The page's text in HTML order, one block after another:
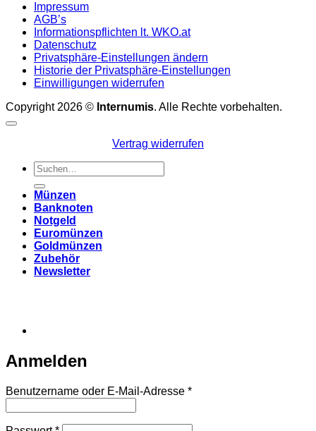
Impressum
AGB’s
Informationspflichten lt. WKO.at
Datenschutz
Privatsphäre-Einstellungen ändern
Historie der Privatsphäre-Einstellungen
Einwilligungen widerrufen
Copyright 2026 © Internumis. Alle Rechte vorbehalten.
Vertrag widerrufen
Suchen
nach:
Münzen
Banknoten
Notgeld
Euromünzen
Goldmünzen
Zubehör
Newsletter
Anmelden
Benutzername oder E-Mail-Adresse *Erforderlich